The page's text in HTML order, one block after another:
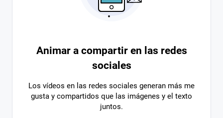
Animar a compartir en las redes
sociales
Los vídeos en las redes sociales generan más me
gusta y compartidos que las imágenes y el texto
juntos.